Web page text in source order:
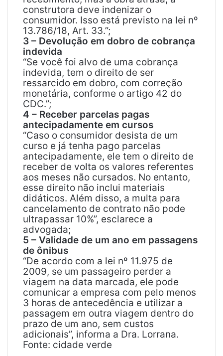
construtora deve indenizar o
consumidor. Isso está previsto na lei nº
13.786/18, Art. 33.”;
3 – Devolução em dobro de cobrança
indevida
“Se você foi alvo de uma cobrança
indevida, tem o direito de ser
ressarcido em dobro, com correção
monetária, conforme o artigo 42 do
CDC.”;
4 – Receber parcelas pagas
antecipadamente em cursos
“Caso o consumidor desista de um
curso e já tenha pago parcelas
antecipadamente, ele tem o direito de
receber de volta os valores referentes
aos meses não cursados. No entanto,
esse direito não inclui materiais
didáticos. Além disso, a multa para
cancelamento de contrato não pode
ultrapassar 10%”, esclarece a
advogada;
5 – Validade de um ano em passagens
de ônibus
“De acordo com a lei nº 11.975 de
2009, se um passageiro perder a
viagem na data marcada, ele pode
comunicar a empresa com pelo menos
3 horas de antecedência e utilizar a
passagem em outra viagem dentro do
prazo de um ano, sem custos
adicionais”, informa a Dra. Lorrana.
Fonte: cidade verde